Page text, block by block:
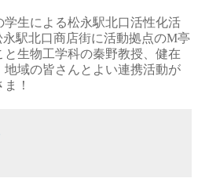
生による松永駅北口活性化活
駅北口商店街に活動拠点のM亭
と生物工学科の秦野教授、健在
域の皆さんとよい連携活動が
！